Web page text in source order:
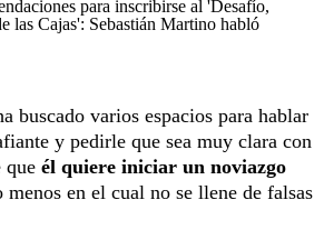
para inscribirse al 'Desafío,
las Cajas': Sebastián Martino habló
buscado varios espacios para hablar
y pedirle que sea muy clara con
que él quiere iniciar un noviazgo
menos en el cual no se llene de falsas